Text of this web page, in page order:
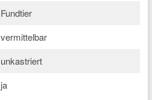
Fundtier
vermittelbar
unkastriert
ja